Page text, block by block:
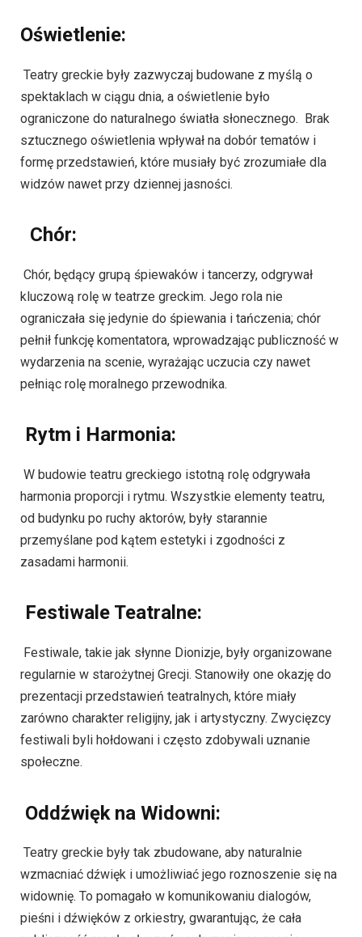
Oświetlenie:
Teatry greckie były zazwyczaj budowane z myślą o
spektaklach w ciągu dnia, a oświetlenie było
ograniczone do naturalnego światła słonecznego. Brak
sztucznego oświetlenia wpływał na dobór tematów i
formę przedstawień, które musiały być zrozumiałe dla
widzów nawet przy dziennej jasności.
Chór:
Chór, będący grupą śpiewaków i tancerzy, odgrywał
kluczową rolę w teatrze greckim. Jego rola nie
ograniczała się jedynie do śpiewania i tańczenia; chór
pełnił funkcję komentatora, wprowadzając publiczność w
wydarzenia na scenie, wyrażając uczucia czy nawet
pełniąc rolę moralnego przewodnika.
Rytm i Harmonia:
W budowie teatru greckiego istotną rolę odgrywała
harmonia proporcji i rytmu. Wszystkie elementy teatru,
od budynku po ruchy aktorów, były starannie
przemyślane pod kątem estetyki i zgodności z
zasadami harmonii.
Festiwale Teatralne:
Festiwale, takie jak słynne Dionizje, były organizowane
regularnie w starożytnej Grecji. Stanowiły one okazję do
prezentacji przedstawień teatralnych, które miały
zarówno charakter religijny, jak i artystyczny. Zwycięzcy
festiwali byli hołdowani i często zdobywali uznanie
społeczne.
Oddźwięk na Widowni:
Teatry greckie były tak zbudowane, aby naturalnie
wzmacniać dźwięk i umożliwiać jego roznoszenie się na
widownię. To pomagało w komunikowaniu dialogów,
pieśni i dźwięków z orkiestry, gwarantując, że cała